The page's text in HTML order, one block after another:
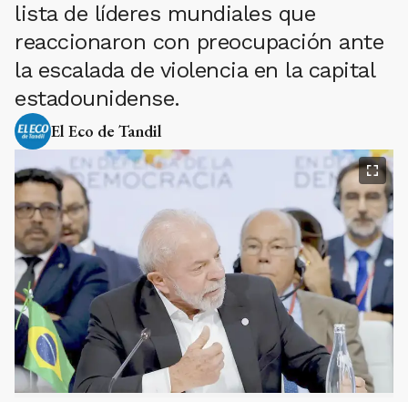
lista de líderes mundiales que
reaccionaron con preocupación ante
la escalada de violencia en la capital
estadounidense.
El Eco de Tandil